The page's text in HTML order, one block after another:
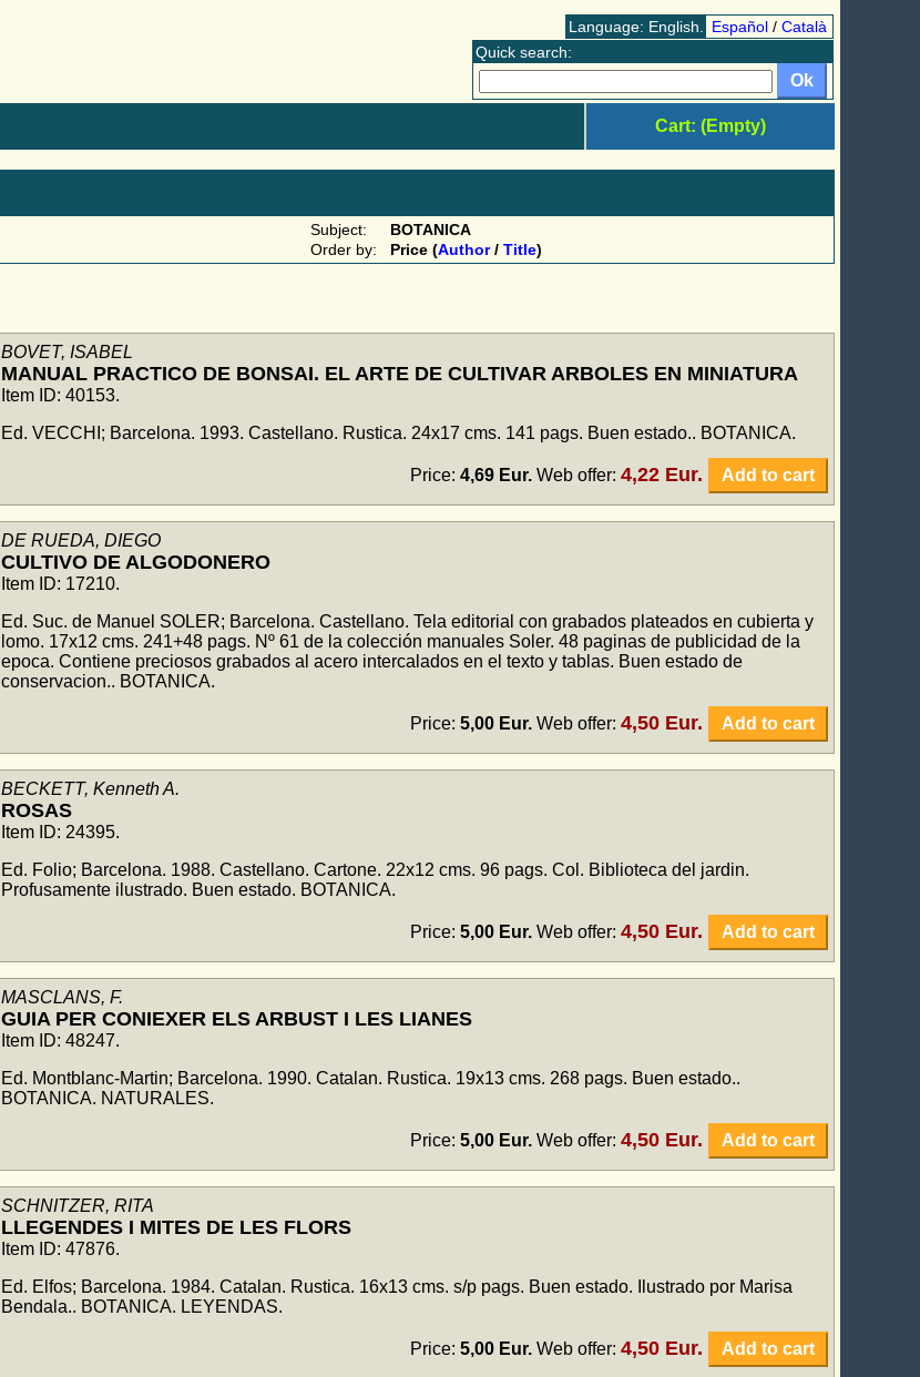
Language: English. Español / Català
Quick search:
Cart: (Empty)
Subject:
BOTANICA
Order by:
Price (Author/ Title)
BOVET, ISABEL
MANUAL PRACTICO DE BONSAI. EL ARTE DE CULTIVAR ARBOLES EN MINIATURA
Item ID: 40153.
Ed. VECCHI; Barcelona. 1993. Castellano. Rustica. 24x17 cms. 141 pags. Buen estado.. BOTANICA.
Price: 4,69 Eur. Web offer: 4,22 Eur. Add to cart
DE RUEDA, DIEGO
CULTIVO DE ALGODONERO
Item ID: 17210.
Ed. Suc. de Manuel SOLER; Barcelona. Castellano. Tela editorial con grabados plateados en cubierta y
lomo. 17x12 cms. 241+48 pags. Nº 61 de la colección manuales Soler. 48 paginas de publicidad de la
epoca. Contiene preciosos grabados al acero intercalados en el texto y tablas. Buen estado de
conservacion.. BOTANICA.
Price: 5,00 Eur. Web offer: 4,50 Eur. Add to cart
BECKETT, Kenneth A.
ROSAS
Item ID: 24395.
Ed. Folio; Barcelona. 1988. Castellano. Cartone. 22x12 cms. 96 pags. Col. Biblioteca del jardin.
Profusamente ilustrado. Buen estado. BOTANICA.
Price: 5,00 Eur. Web offer: 4,50 Eur. Add to cart
MASCLANS, F.
GUIA PER CONIEXER ELS ARBUST I LES LIANES
Item ID: 48247.
Ed. Montblanc-Martin; Barcelona. 1990. Catalan. Rustica. 19x13 cms. 268 pags. Buen estado..
BOTANICA. NATURALES.
Price: 5,00 Eur. Web offer: 4,50 Eur. Add to cart
SCHNITZER, RITA
LLEGENDES I MITES DE LES FLORS
Item ID: 47876.
Ed. Elfos; Barcelona. 1984. Catalan. Rustica. 16x13 cms. s/p pags. Buen estado. Ilustrado por Marisa
Bendala.. BOTANICA. LEYENDAS.
Price: 5,00 Eur. Web offer: 4,50 Eur. Add to cart